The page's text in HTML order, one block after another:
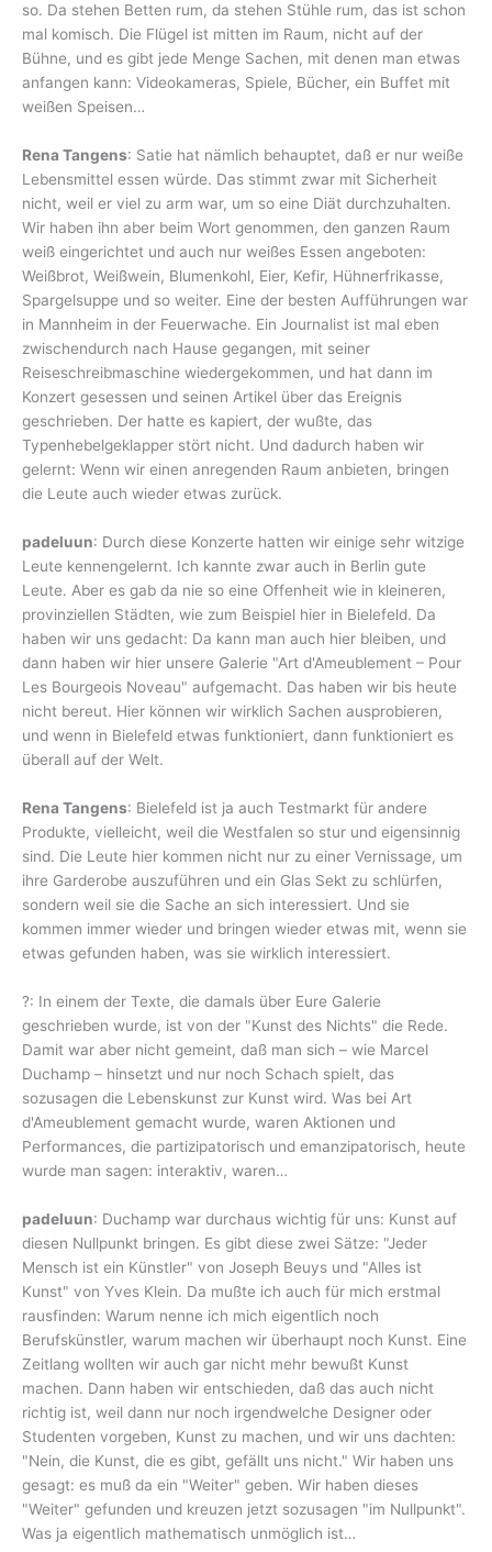
so. Da stehen Betten rum, da stehen Stühle rum, das ist schon
mal komisch. Die Flügel ist mitten im Raum, nicht auf der
Bühne, und es gibt jede Menge Sachen, mit denen man etwas
anfangen kann: Videokameras, Spiele, Bücher, ein Buffet mit
weißen Speisen…
Rena Tangens: Satie hat nämlich behauptet, daß er nur weiße
Lebensmittel essen würde. Das stimmt zwar mit Sicherheit
nicht, weil er viel zu arm war, um so eine Diät durchzuhalten.
Wir haben ihn aber beim Wort genommen, den ganzen Raum
weiß eingerichtet und auch nur weißes Essen angeboten:
Weißbrot, Weißwein, Blumenkohl, Eier, Kefir, Hühnerfrikasse,
Spargelsuppe und so weiter. Eine der besten Aufführungen war
in Mannheim in der Feuerwache. Ein Journalist ist mal eben
zwischendurch nach Hause gegangen, mit seiner
Reiseschreibmaschine wiedergekommen, und hat dann im
Konzert gesessen und seinen Artikel über das Ereignis
geschrieben. Der hatte es kapiert, der wußte, das
Typenhebelgeklapper stört nicht. Und dadurch haben wir
gelernt: Wenn wir einen anregenden Raum anbieten, bringen
die Leute auch wieder etwas zurück.
padeluun: Durch diese Konzerte hatten wir einige sehr witzige
Leute kennengelernt. Ich kannte zwar auch in Berlin gute
Leute. Aber es gab da nie so eine Offenheit wie in kleineren,
provinziellen Städten, wie zum Beispiel hier in Bielefeld. Da
haben wir uns gedacht: Da kann man auch hier bleiben, und
dann haben wir hier unsere Galerie "Art d'Ameublement – Pour
Les Bourgeois Noveau" aufgemacht. Das haben wir bis heute
nicht bereut. Hier können wir wirklich Sachen ausprobieren,
und wenn in Bielefeld etwas funktioniert, dann funktioniert es
überall auf der Welt.
Rena Tangens: Bielefeld ist ja auch Testmarkt für andere
Produkte, vielleicht, weil die Westfalen so stur und eigensinnig
sind. Die Leute hier kommen nicht nur zu einer Vernissage, um
ihre Garderobe auszuführen und ein Glas Sekt zu schlürfen,
sondern weil sie die Sache an sich interessiert. Und sie
kommen immer wieder und bringen wieder etwas mit, wenn sie
etwas gefunden haben, was sie wirklich interessiert.
?: In einem der Texte, die damals über Eure Galerie
geschrieben wurde, ist von der "Kunst des Nichts" die Rede.
Damit war aber nicht gemeint, daß man sich – wie Marcel
Duchamp – hinsetzt und nur noch Schach spielt, das
sozusagen die Lebenskunst zur Kunst wird. Was bei Art
d'Ameublement gemacht wurde, waren Aktionen und
Performances, die partizipatorisch und emanzipatorisch, heute
wurde man sagen: interaktiv, waren…
padeluun: Duchamp war durchaus wichtig für uns: Kunst auf
diesen Nullpunkt bringen. Es gibt diese zwei Sätze: "Jeder
Mensch ist ein Künstler" von Joseph Beuys und "Alles ist
Kunst" von Yves Klein. Da mußte ich auch für mich erstmal
rausfinden: Warum nenne ich mich eigentlich noch
Berufskünstler, warum machen wir überhaupt noch Kunst. Eine
Zeitlang wollten wir auch gar nicht mehr bewußt Kunst
machen. Dann haben wir entschieden, daß das auch nicht
richtig ist, weil dann nur noch irgendwelche Designer oder
Studenten vorgeben, Kunst zu machen, und wir uns dachten:
"Nein, die Kunst, die es gibt, gefällt uns nicht." Wir haben uns
gesagt: es muß da ein "Weiter" geben. Wir haben dieses
"Weiter" gefunden und kreuzen jetzt sozusagen "im Nullpunkt".
Was ja eigentlich mathematisch unmöglich ist…